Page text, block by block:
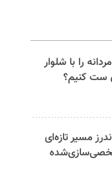
را با شلوار
ست کنیم؟
مسیر تازه‌ای